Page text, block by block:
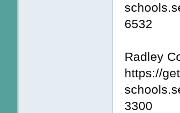
6532
Radley
https://
3300